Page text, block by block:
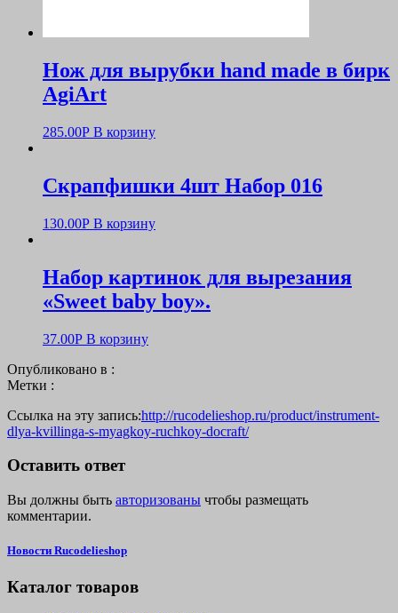
Нож для вырубки hand made в бирк
AgiArt
285.00Р В корзину
Скрапфишки 4шт Набор 016
130.00Р В корзину
Набор картинок для вырезания
«Sweet baby boy».
37.00Р В корзину
Опубликовано в :
Метки :
Ссылка на эту запись:http://rucodelieshop.ru/product/instrument-
dlya-kvillinga-s-myagkoy-ruchkoy-docraft/
Оставить ответ
Вы должны быть авторизованы чтобы размещать
комментарии.
Новости Rucodelieshop
Каталог товаров